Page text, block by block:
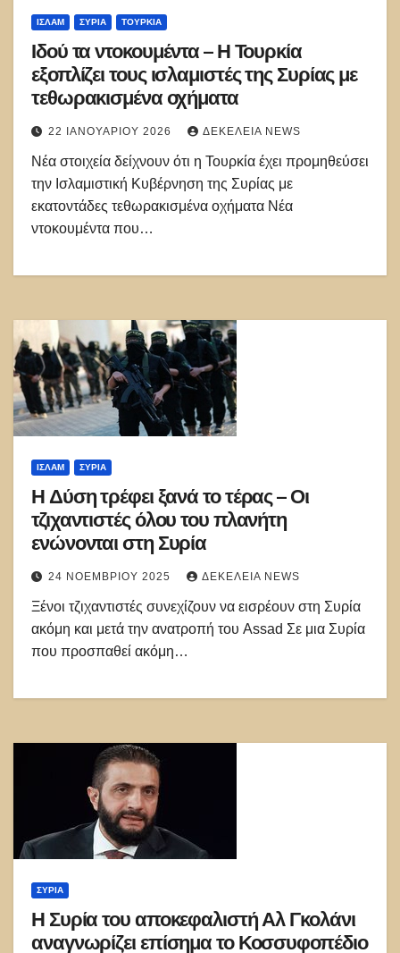
ΙΣΛΑΜ ΣΥΡΊΑ ΤΟΥΡΚΊΑ
Ιδού τα ντοκουμέντα – Η Τουρκία
εξοπλίζει τους ισλαμιστές της Συρίας με
τεθωρακισμένα οχήματα
22 ΙΑΝΟΥΑΡΊΟΥ 2026 ΔΕΚΈΛΕΙΑ NEWS
Νέα στοιχεία δείχνουν ότι η Τουρκία έχει προμηθεύσει
την Ισλαμιστική Κυβέρνηση της Συρίας με
εκατοντάδες τεθωρακισμένα οχήματα Νέα
ντοκουμέντα που…
ΙΣΛΑΜ ΣΥΡΊΑ
Η Δύση τρέφει ξανά το τέρας – Οι
τζιχαντιστές όλου του πλανήτη
ενώνονται στη Συρία
24 ΝΟΕΜΒΡΊΟΥ 2025 ΔΕΚΈΛΕΙΑ NEWS
Ξένοι τζιχαντιστές συνεχίζουν να εισρέουν στη Συρία
ακόμη και μετά την ανατροπή του Assad Σε μια Συρία
που προσπαθεί ακόμη…
ΣΥΡΊΑ
Η Συρία του αποκεφαλιστή Αλ Γκολάνι
αναγνωρίζει επίσημα το Κοσσυφοπέδιο